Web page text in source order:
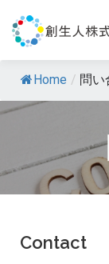
わたしたちにつ
Home / 問い
Contact